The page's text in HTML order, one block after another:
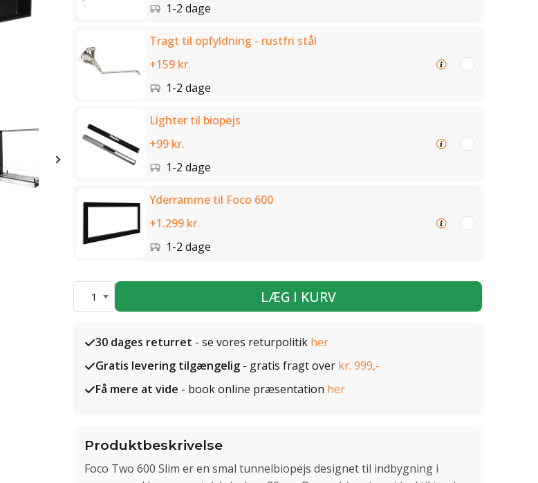
1-2 dage
Tragt til opfyldning - rustfri stål
+159 kr.
1-2 dage
Lighter til biopejs
+99 kr.
1-2 dage
Yderramme til Foco 600
+1.299 kr.
1-2 dage
1 LÆG I KURV
30 dages returret - se vores returpolitik her
Gratis levering tilgængelig - gratis fragt over kr. 999,-
Få mere at vide - book online præsentation her
Produktbeskrivelse
Foco Two 600 Slim er en smal tunnelbiopejs designet til indbygning i